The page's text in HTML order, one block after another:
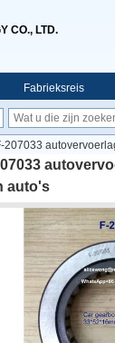
CO., LTD.
Fabrieksreis
207033
auto's